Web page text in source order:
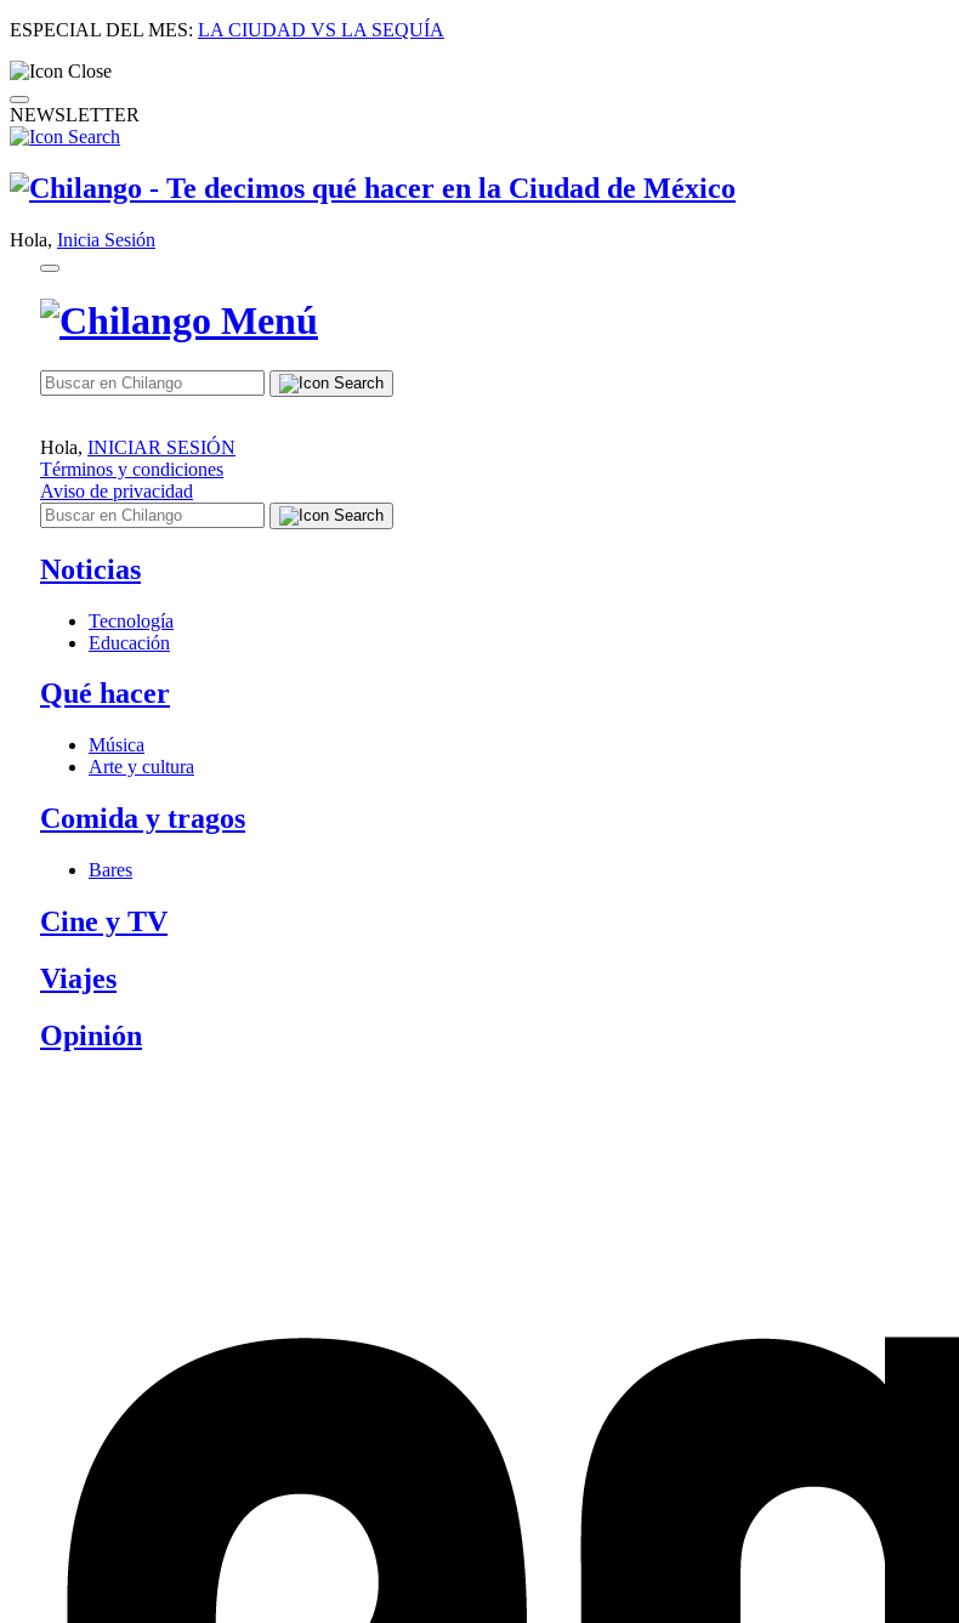
ESPECIAL DEL MES: LA CIUDAD VS LA SEQUÍA
NEWSLETTER
Hola, Inicia Sesión
Hola, INICIAR SESIÓN
Términos y condiciones
Aviso de privacidad
Noticias
Tecnología
Educación
Qué hacer
Música
Arte y cultura
Comida y tragos
Bares
Cine y TV
Viajes
Opinión